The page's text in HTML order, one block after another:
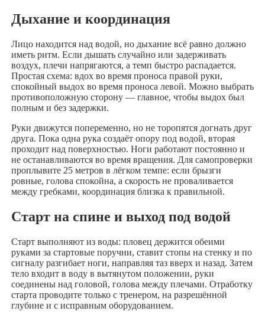
Дыхание и координация
Лицо находится над водой, но дыхание всё равно должно
иметь ритм. Если дышать случайно или задерживать
воздух, плечи напрягаются, а темп быстро распадается.
Простая схема: вдох во время проноса правой руки,
спокойный выдох во время проноса левой. Можно выбрать
противоположную сторону — главное, чтобы выдох был
полным и без задержки.
Руки движутся попеременно, но не торопятся догнать друг
друга. Пока одна рука создаёт опору под водой, вторая
проходит над поверхностью. Ноги работают постоянно и
не останавливаются во время вращения. Для самопроверки
проплывите 25 метров в лёгком темпе: если брызги
ровные, голова спокойна, а скорость не проваливается
между гребками, координация близка к правильной.
Старт на спине и выход под водой
Старт выполняют из воды: пловец держится обеими
руками за стартовые поручни, ставит стопы на стенку и по
сигналу разгибает ноги, направляя таз вверх и назад. Затем
тело входит в воду в вытянутом положении, руки
соединены над головой, голова между плечами. Отработку
старта проводите только с тренером, на разрешённой
глубине и с исправным оборудованием.